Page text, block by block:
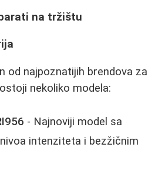
na tržištu
od najpoznatijih brendova za
nekoliko modela:
- Najnoviji model sa
intenziteta i bezžičnim